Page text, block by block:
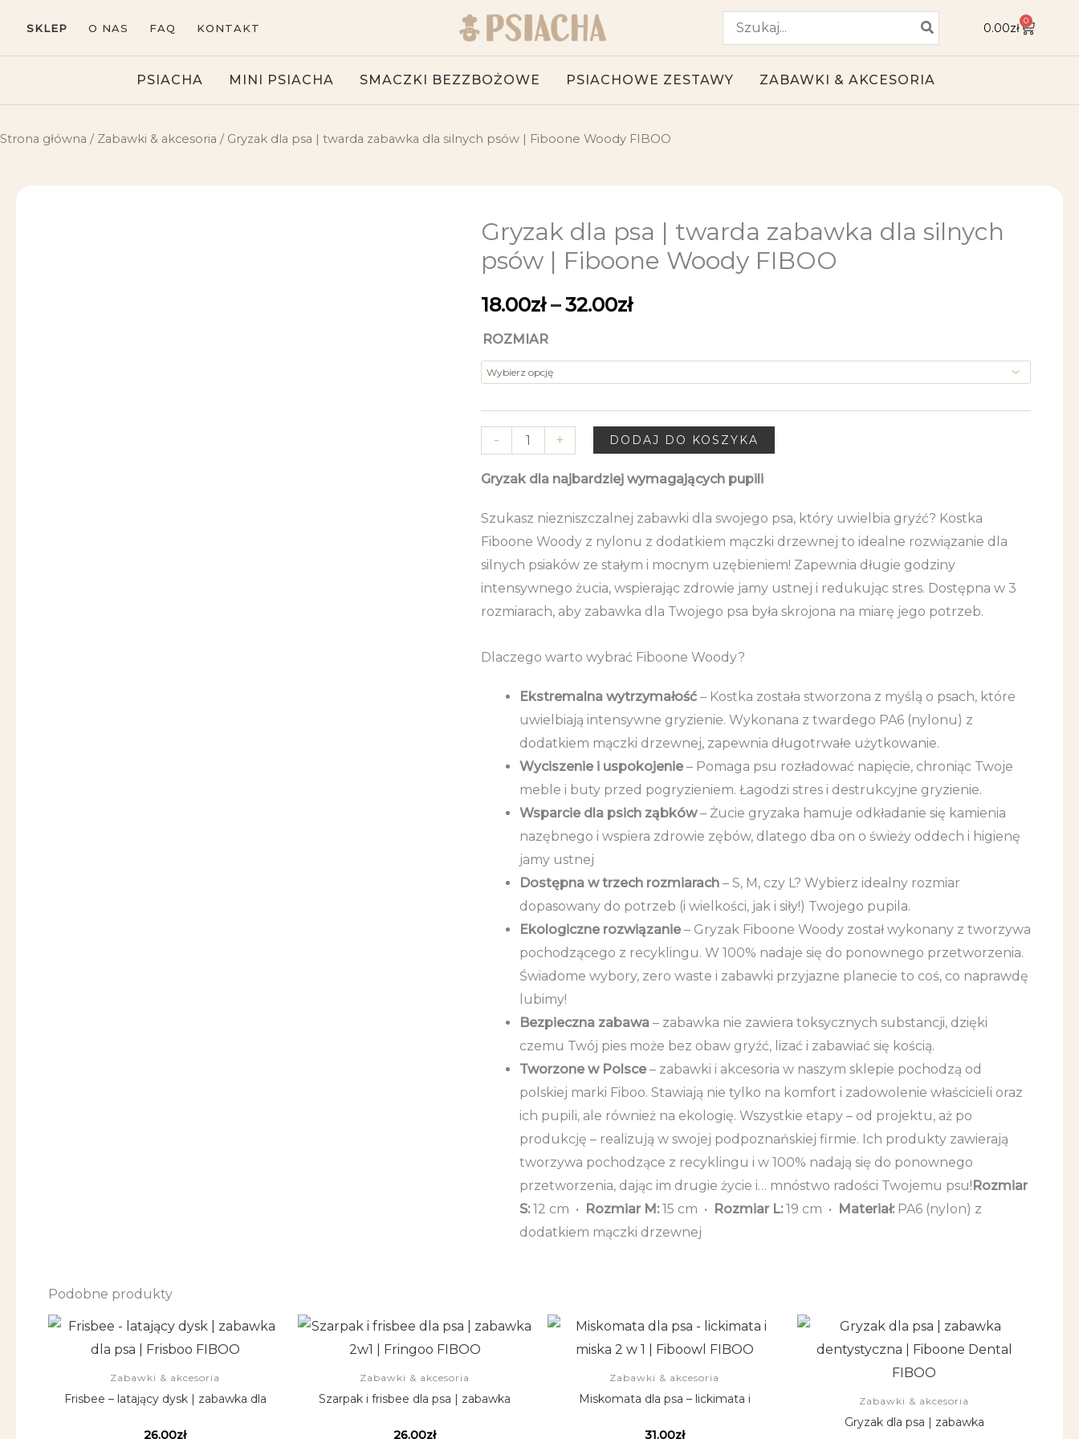
treści
SKLEP O NAS FAQ KONTAKT
Search
for:
0.00zł 0
W
z
PSIACHA MINI PSIACHA SMACZKI BEZZBOŻOWE PSIACHOWE ZESTAWY ZABAWKI & AKCESORIA
Strona główna / Zabawki & akcesoria / Gryzak dla psa | twarda zabawka dla silnych psów | Fiboone Woody FIBOO
Gryzak dla psa | twarda zabawka dla silnych
psów | Fiboone Woody FIBOO
18.00zł – 32.00zł
Zakres
cen:
od
32.00zł
ROZMIAR
-
ilość
Gryzak
dla
psa
twarda
zabawka
silnych
psów
Fiboone
+ DODAJ DO KOSZYKA
Gryzak dla najbardziej wymagających pupili
Szukasz niezniszczalnej zabawki dla swojego psa, który uwielbia gryźć? Kostka
Fiboone Woody z nylonu z dodatkiem mączki drzewnej to idealne rozwiązanie dla
silnych psiaków ze stałym i mocnym uzębieniem! Zapewnia długie godziny
intensywnego żucia, wspierając zdrowie jamy ustnej i redukując stres. Dostępna w 3
rozmiarach, aby zabawka dla Twojego psa była skrojona na miarę jego potrzeb.
Dlaczego warto wybrać Fiboone Woody?
Ekstremalna wytrzymałość– Kostka została stworzona z myślą o psach, które
uwielbiają intensywne gryzienie. Wykonana z twardego PA6 (nylonu) z
dodatkiem mączki drzewnej, zapewnia długotrwałe użytkowanie.
Wyciszenie i uspokojenie– Pomaga psu rozładować napięcie, chroniąc Twoje
meble i buty przed pogryzieniem. Łagodzi stres i destrukcyjne gryzienie.
Wsparcie dla psich ząbków– Żucie gryzaka hamuje odkładanie się kamienia
nazębnego i wspiera zdrowie zębów, dlatego dba on o świeży oddech i higienę
jamy ustnej
Dostępna w trzech rozmiarach– S, M, czy L? Wybierz idealny rozmiar
dopasowany do potrzeb (i wielkości, jak i siły!) Twojego pupila.
Ekologiczne rozwiązanie– Gryzak Fiboone Woody został wykonany z tworzywa
pochodzącego z recyklingu. W 100% nadaje się do ponownego przetworzenia.
Świadome wybory, zero waste i zabawki przyjazne planecie to coś, co naprawdę
lubimy!
Bezpieczna zabawa– zabawka nie zawiera toksycznych substancji, dzięki
czemu Twój pies może bez obaw gryźć, lizać i zabawiać się kością.
Tworzone w Polsce– zabawki i akcesoria w naszym sklepie pochodzą od
polskiej marki Fiboo. Stawiają nie tylko na komfort i zadowolenie właścicieli oraz
ich pupili, ale również na ekologię. Wszystkie etapy – od projektu, aż po
produkcję – realizują w swojej podpoznańskiej firmie. Ich produkty zawierają
tworzywa pochodzące z recyklingu i w 100% nadają się do ponownego
przetworzenia, dając im drugie życie i… mnóstwo radości Twojemu psu!Rozmiar
S: 12 cm • Rozmiar M: 15 cm • Rozmiar L: 19 cm • Materiał:PA6 (nylon) z
dodatkiem mączki drzewnej
Podobne produkty
Zabawki & akcesoria
Frisbee – latający dysk | zabawka dla
26.00zł
Ten
wiele
Zabawki & akcesoria
Szarpak i frisbee dla psa | zabawka
26.00zł
Ten
wiele
Zabawki & akcesoria
Miskomata dla psa – lickimata i
31.00zł
Zabawki & akcesoria
Gryzak dla psa | zabawka
Ten
produkt